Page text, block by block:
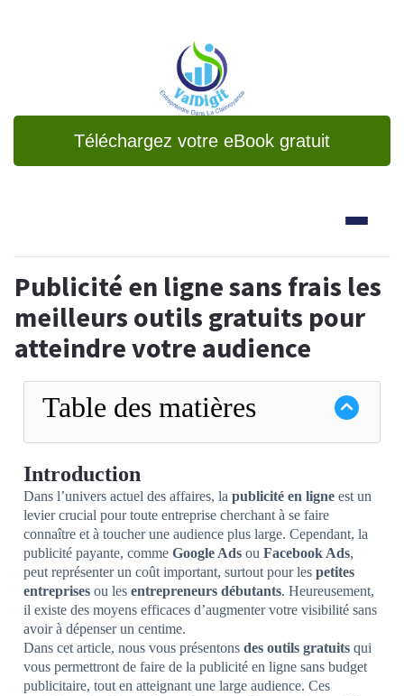
Téléchargez votre eBook gratuit
Publicité en ligne sans frais les
meilleurs outils gratuits pour
atteindre votre audience
Table des matières
Introduction
Dans l’univers actuel des affaires, la publicité en ligne est un
levier crucial pour toute entreprise cherchant à se faire
connaître et à toucher une audience plus large. Cependant, la
publicité payante, comme Google Ads ou Facebook Ads,
peut représenter un coût important, surtout pour les petites
entreprises ou les entrepreneurs débutants. Heureusement,
il existe des moyens efficaces d’augmenter votre visibilité sans
avoir à dépenser un centime.
Dans cet article, nous vous présentons des outils gratuits qui
vous permettront de faire de la publicité en ligne sans budget
publicitaire, tout en atteignant une large audience. Ces